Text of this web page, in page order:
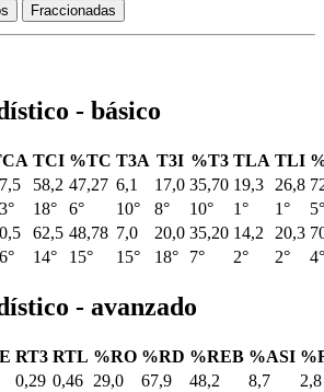
Fraccionadas
- básico
TCI %TC T3A T3I %T3 TLA TLI
58,2 47,27 6,1 17,0 35,70 19,3 26,8
18° 6° 10° 8° 10° 1° 1°
5°
62,5 48,78 7,0 20,0 35,20 14,2 20,3
14° 15° 15° 18° 7° 2° 2° 4°
- avanzado
RT3 RTL %RO %RD %REB %ASI
0,29 0,46 29,0 67,9 48,2 8,7
2,8